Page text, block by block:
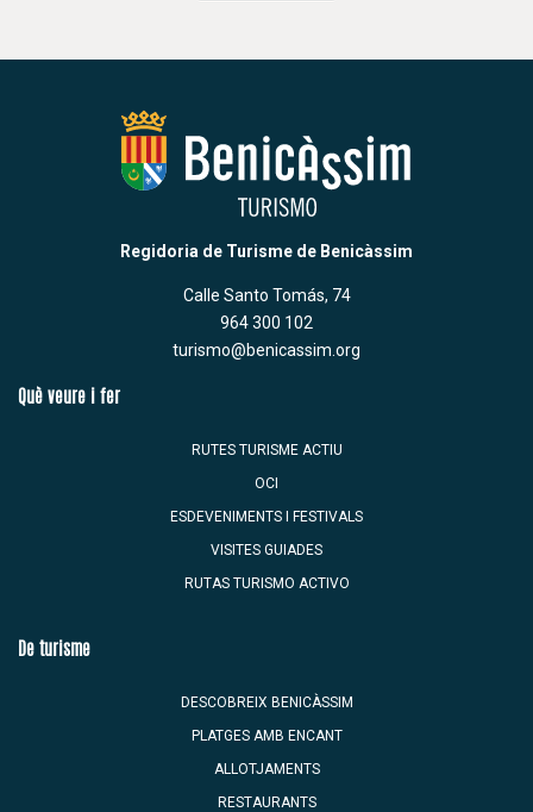
Regidoria de Turisme de Benicàssim
Calle Santo Tomás, 74
964 300 102
turismo@benicassim.org
Què veure i fer
RUTES TURISME ACTIU
OCI
ESDEVENIMENTS I FESTIVALS
VISITES GUIADES
RUTAS TURISMO ACTIVO
De turisme
DESCOBREIX BENICÀSSIM
PLATGES AMB ENCANT
ALLOTJAMENTS
RESTAURANTS